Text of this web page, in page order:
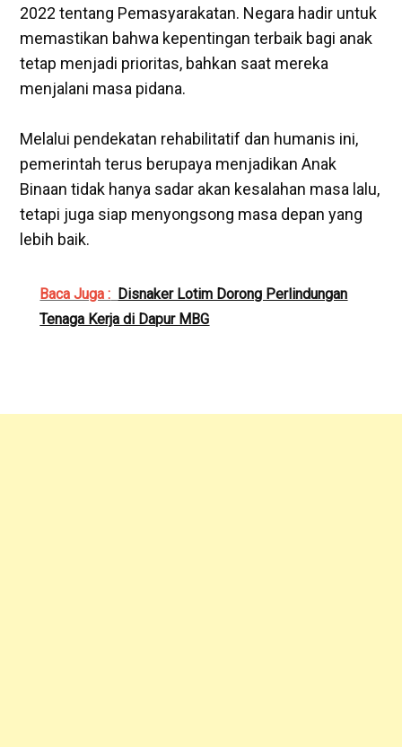
2022 tentang Pemasyarakatan. Negara hadir untuk
memastikan bahwa kepentingan terbaik bagi anak
tetap menjadi prioritas, bahkan saat mereka
menjalani masa pidana.
‎Melalui pendekatan rehabilitatif dan humanis ini,
pemerintah terus berupaya menjadikan Anak
Binaan tidak hanya sadar akan kesalahan masa lalu,
tetapi juga siap menyongsong masa depan yang
lebih baik.
Baca Juga : Disnaker Lotim Dorong Perlindungan
Tenaga Kerja di Dapur MBG